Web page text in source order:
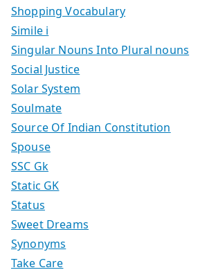
Shopping Vocabulary
Simile i
Singular Nouns Into Plural nouns
Social Justice
Solar System
Soulmate
Source Of Indian Constitution
Spouse
SSC Gk
Static GK
Status
Sweet Dreams
Synonyms
Take Care